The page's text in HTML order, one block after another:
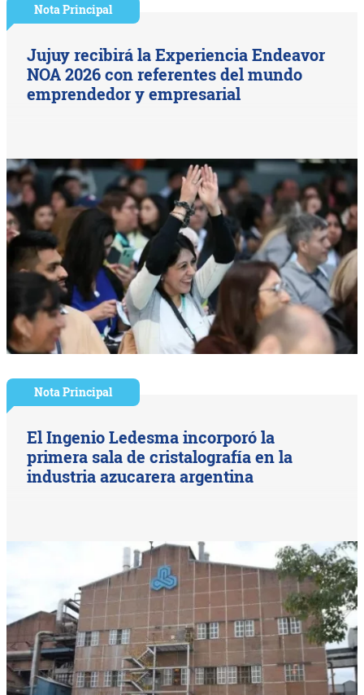
Nota Principal
Jujuy recibirá la Experiencia Endeavor
NOA 2026 con referentes del mundo
emprendedor y empresarial
Nota Principal
El Ingenio Ledesma incorporó la
primera sala de cristalografía en la
industria azucarera argentina